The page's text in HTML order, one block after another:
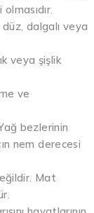
dalgalı veya
veya şişlik
ve
bezlerinin
nem derecesi
Mat